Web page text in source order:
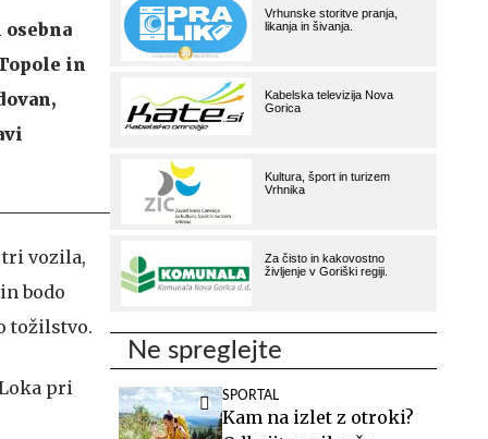
in
tri vozila,
bodo
tožilstvo.
Ne spreglejte
SPORTAL
Kam na izlet z otroki?